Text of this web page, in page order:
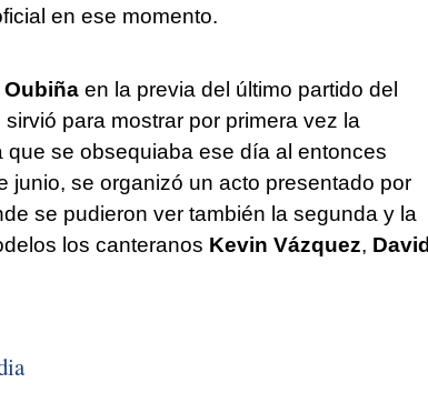
en ese momento.
en la previa del último partido del
para mostrar por primera vez la
se obsequiaba ese día al entonces
junio, se organizó un acto presentado por
se pudieron ver también la segunda y la
los canteranos Kevin Vázquez, David